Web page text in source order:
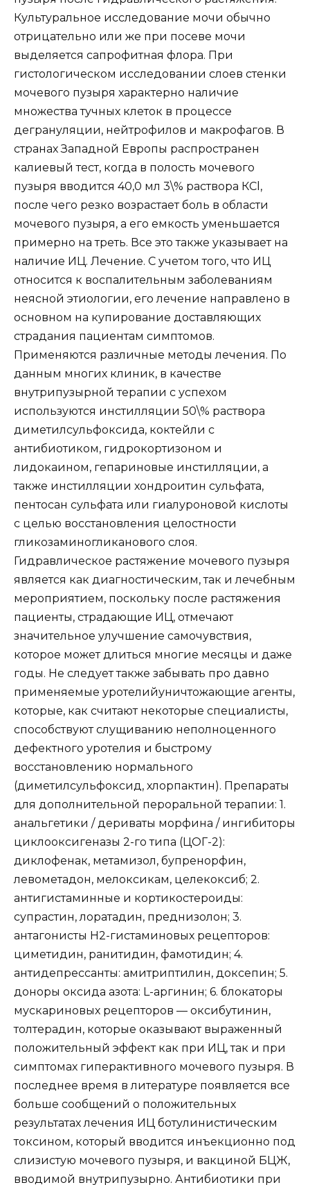
Культуральное исследование мочи обычно
отрицательно или же при посеве мочи
выделяется сапрофитная флора. При
гистологическом исследовании слоев стенки
мочевого пузыря характерно наличие
множества тучных клеток в процессе
дегрануляции, нейтрофилов и макрофагов. В
странах Западной Европы распространен
калиевый тест, когда в полость мочевого
пузыря вводится 40,0 мл 3\% раствора КСl,
после чего резко возрастает боль в области
мочевого пузыря, а его емкость уменьшается
примерно на треть. Все это также указывает на
наличие ИЦ. Лечение. С учетом того, что ИЦ
относится к воспалительным заболеваниям
неясной этиологии, его лечение направлено в
основном на купирование доставляющих
страдания пациентам симптомов.
Применяются различные методы лечения. По
данным многих клиник, в качестве
внутрипузырной терапии с успехом
используются инстилляции 50\% раствора
диметилсульфоксида, коктейли с
антибиотиком, гидрокортизоном и
лидокаином, гепариновые инстилляции, а
также инстилляции хондроитин сульфата,
пентосан сульфата или гиалуроновой кислоты
с целью восстановления целостности
гликозаминогликанового слоя.
Гидравлическое растяжение мочевого пузыря
является как диагностическим, так и лечебным
мероприятием, поскольку после растяжения
пациенты, страдающие ИЦ, отмечают
значительное улучшение самочувствия,
которое может длиться многие месяцы и даже
годы. Не следует также забывать про давно
применяемые уротелийуничтожающие агенты,
которые, как считают некоторые специалисты,
способствуют слущиванию неполноценного
дефектного уротелия и быстрому
восстановлению нормального
(диметилсульфоксид, хлорпактин). Препараты
для дополнительной пероральной терапии: 1.
анальгетики / дериваты морфина / ингибиторы
циклооксигеназы 2-го типа (ЦОГ-2):
диклофенак, метамизол, бупренорфин,
левометадон, мелоксикам, целекоксиб; 2.
антигистаминные и кортикостероиды:
супрастин, лоратадин, преднизолон; 3.
антагонисты Н2-гистаминовых рецепторов:
циметидин, ранитидин, фамотидин; 4.
антидепрессанты: амитриптилин, доксепин; 5.
доноры оксида азота: L-аргинин; 6. блокаторы
мускариновых рецепторов — оксибутинин,
толтерадин, которые оказывают выраженный
положительный эффект как при ИЦ, так и при
симптомах гиперактивного мочевого пузыря. В
последнее время в литературе появляется все
больше сообщений о положительных
результатах лечения ИЦ ботулинистическим
токсином, который вводится инъекционно под
слизистую мочевого пузыря, и вакциной БЦЖ,
вводимой внутрипузырно. Антибиотики при